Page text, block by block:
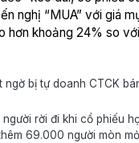
nghị “MUA” với giá
hơn khoảng 24% so
ngờ bị tự doanh CTCK
người rời đi khi cổ phiếu
69.000 người mòn